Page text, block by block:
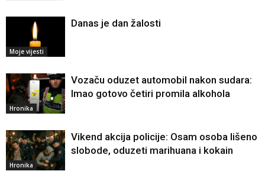
Moje vijesti
Danas je dan žalosti
Hronika
Vozaču oduzet automobil nakon sudara:
Imao gotovo četiri promila alkohola
Hronika
Vikend akcija policije: Osam osoba lišeno
slobode, oduzeti marihuana i kokain